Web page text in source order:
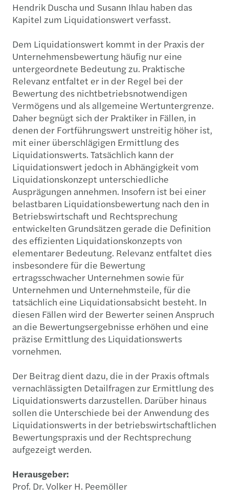
Hendrik Duscha und Susann Ihlau haben das
Kapitel zum Liquidationswert verfasst.
Dem Liquidationswert kommt in der Praxis der
Unternehmensbewertung häufig nur eine
untergeordnete Bedeutung zu. Praktische
Relevanz entfaltet er in der Regel bei der
Bewertung des nichtbetriebsnotwendigen
Vermögens und als allgemeine Wertuntergrenze.
Daher begnügt sich der Praktiker in Fällen, in
denen der Fortführungswert unstreitig höher ist,
mit einer überschlägigen Ermittlung des
Liquidationswerts. Tatsächlich kann der
Liquidationswert jedoch in Abhängigkeit vom
Liquidationskonzept unterschiedliche
Ausprägungen annehmen. Insofern ist bei einer
belastbaren Liquidationsbewertung nach den in
Betriebswirtschaft und Rechtsprechung
entwickelten Grundsätzen gerade die Definition
des effizienten Liquidationskonzepts von
elementarer Bedeutung. Relevanz entfaltet dies
insbesondere für die Bewertung
ertragsschwacher Unternehmen sowie für
Unternehmen und Unternehmsteile, für die
tatsächlich eine Liquidationsabsicht besteht. In
diesen Fällen wird der Bewerter seinen Anspruch
an die Bewertungsergebnisse erhöhen und eine
präzise Ermittlung des Liquidationswerts
vornehmen.
Der Beitrag dient dazu, die in der Praxis oftmals
vernachlässigten Detailfragen zur Ermittlung des
Liquidationswerts darzustellen. Darüber hinaus
sollen die Unterschiede bei der Anwendung des
Liquidationswerts in der betriebswirtschaftlichen
Bewertungspraxis und der Rechtsprechung
aufgezeigt werden.
Herausgeber:
Prof. Dr. Volker H. Peemöller